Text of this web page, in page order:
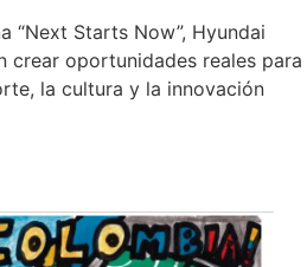
“Next Starts Now”, Hyundai
crear oportunidades reales para
la cultura y la innovación